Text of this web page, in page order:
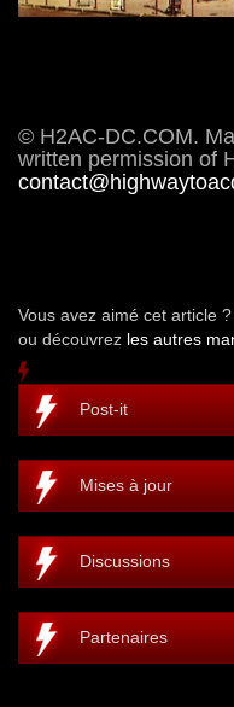
© H2AC-DC.COM.
written permission of
Vous avez aimé cet article
ou découvrez les autres
Post-it
Mises à jour
Discussions
Partenaires